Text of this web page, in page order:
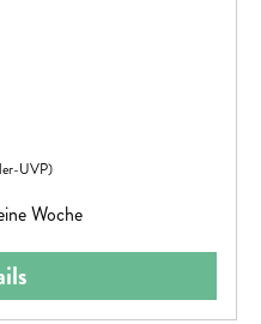
UVP)
Woche